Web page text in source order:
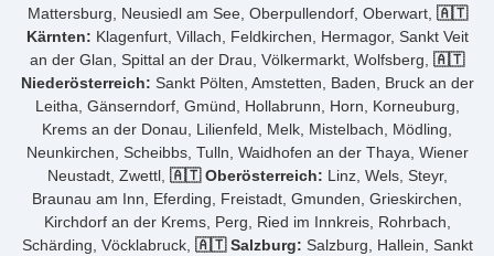
Mattersburg, Neusiedl am See, Oberpullendorf, Oberwart, 🇦🇹
Kärnten: Klagenfurt, Villach, Feldkirchen, Hermagor, Sankt Veit
an der Glan, Spittal an der Drau, Völkermarkt, Wolfsberg, 🇦🇹
Niederösterreich: Sankt Pölten, Amstetten, Baden, Bruck an der
Leitha, Gänserndorf, Gmünd, Hollabrunn, Horn, Korneuburg,
Krems an der Donau, Lilienfeld, Melk, Mistelbach, Mödling,
Neunkirchen, Scheibbs, Tulln, Waidhofen an der Thaya, Wiener
Neustadt, Zwettl, 🇦🇹 Oberösterreich: Linz, Wels, Steyr,
Braunau am Inn, Eferding, Freistadt, Gmunden, Grieskirchen,
Kirchdorf an der Krems, Perg, Ried im Innkreis, Rohrbach,
Schärding, Vöcklabruck, 🇦🇹 Salzburg: Salzburg, Hallein, Sankt